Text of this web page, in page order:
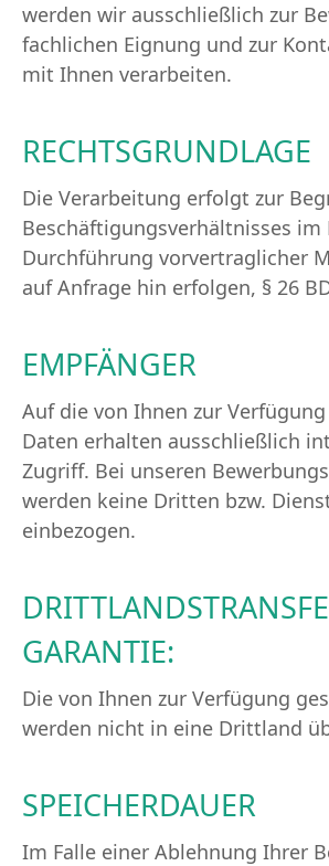
werden wir ausschließlich zur
fachlichen Eignung und zur
mit Ihnen verarbeiten.
RECHTSGRUNDLAGE
Die Verarbeitung erfolgt zur
Beschäftigungsverhältnisses im
Durchführung vorvertraglicher
auf Anfrage hin erfolgen, § 26
EMPFÄNGER
Auf die von Ihnen zur
Daten erhalten ausschließlich
Zugriff. Bei unseren
werden keine Dritten bzw.
einbezogen.
GARANTIE:
Die von Ihnen zur Verfügung
werden nicht in eine Drittland
SPEICHERDAUER
Im Falle einer Ablehnung Ihrer